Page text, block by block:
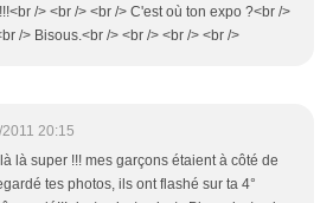
/> <br /> <br /> C'est où ton expo ?<br />
/> Bisous.<br /> <br /> <br /> <br />
20:15
là super !!! mes garçons étaient à côté de
tes photos, ils ont flashé sur ta 4°